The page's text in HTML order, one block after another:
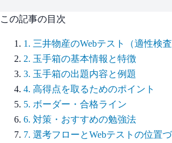
この記事の目次
1 . 三井物産のWebテスト（適性検
2. 玉手箱の基本情報と特徴
3. 玉手箱の出題内容と例題
4. 高得点を取るためのポイント
5. ボーダー・合格ライン
6. 対策・おすすめの勉強法
7. 選考フローとWebテストの位置